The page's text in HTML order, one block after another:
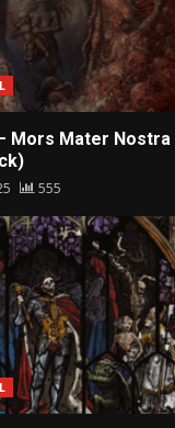
Mors Mater Nostra
555